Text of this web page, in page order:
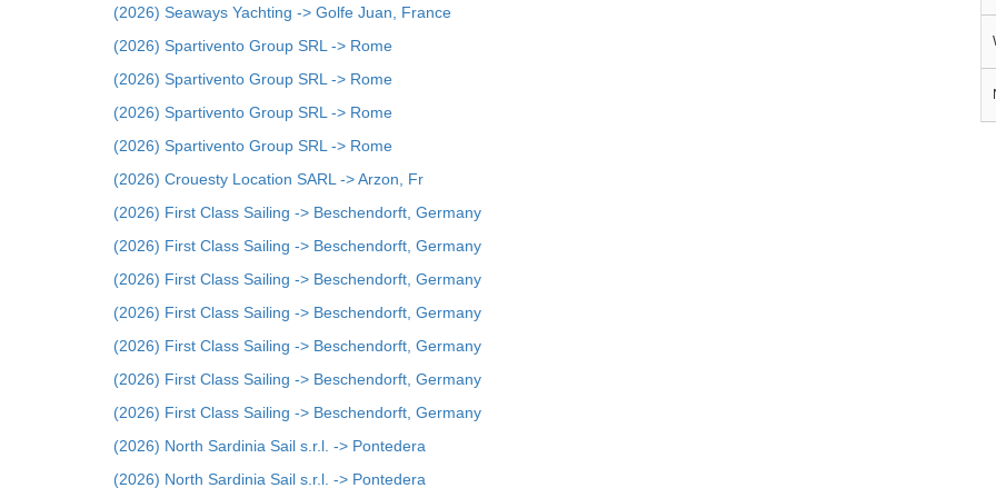
(2026) Seaways Yachting -> Golfe Juan, France
(2026) Spartivento Group SRL -> Rome
(2026) Spartivento Group SRL -> Rome
(2026) Spartivento Group SRL -> Rome
(2026) Spartivento Group SRL -> Rome
(2026) Crouesty Location SARL -> Arzon, Fr
(2026) First Class Sailing -> Beschendorft, Germany
(2026) First Class Sailing -> Beschendorft, Germany
(2026) First Class Sailing -> Beschendorft, Germany
(2026) First Class Sailing -> Beschendorft, Germany
(2026) First Class Sailing -> Beschendorft, Germany
(2026) First Class Sailing -> Beschendorft, Germany
(2026) First Class Sailing -> Beschendorft, Germany
(2026) North Sardinia Sail s.r.l. -> Pontedera
(2026) North Sardinia Sail s.r.l. -> Pontedera